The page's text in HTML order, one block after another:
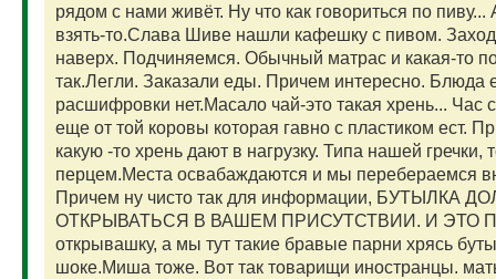
рядом с нами живёт. Ну что как говориться по
взять-то.Слава Шиве нашли кафешку с пивом.
наверх. Подчиняемся. Обычный матрас и какая-то
так.Легли. Заказали еды. Причем интересно. Блюда
расшифровки нет.Масало чай-это такая хрень...
еще от той коровы которая гавно с пластиком ест.
какую -то хрень дают в нагрузку. Типа нашей
перцем.Места освабаждаются и мы перебераемся
Причем ну чисто так для информации,
ОТКРЫВАТЬСЯ В ВАШЕМ ПРИСУТСТВИИ. И ЭТО
открывашку, а мы тут такие бравые парни хрясь
шоке.Миша тоже. Вот так товарищи иностранцы.